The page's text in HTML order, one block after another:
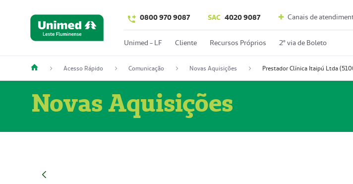
0800 970 9087 SAC 4020 9087 Canais de
Unimed - LF Cliente Recursos Próprios 2º via de Boleto
Acesso Rápido Comunicação Novas Aquisições Prestador Clínica Itaipú Ltda
Novas Aquisições